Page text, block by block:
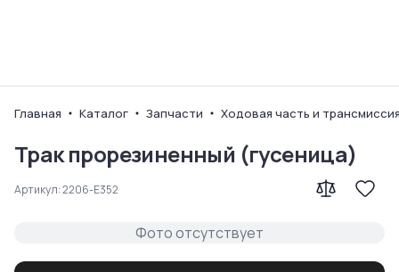
Главная Каталог Запчасти Ходовая часть и
Трак прорезиненный (гусеница)
Артикул:2206-E352
Фото отсутствует